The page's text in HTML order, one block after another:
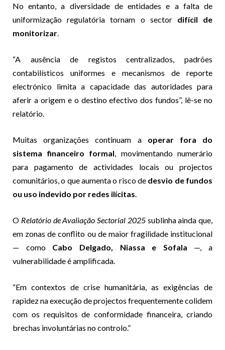
No entanto, a diversidade de entidades e a falta de
uniformização regulatória tornam o sector difícil de
monitorizar.
“A ausência de registos centralizados, padrões
contabilísticos uniformes e mecanismos de reporte
electrónico limita a capacidade das autoridades para
aferir a origem e o destino efectivo dos fundos”, lê-se no
relatório.
Muitas organizações continuam a operar fora do
sistema financeiro formal, movimentando numerário
para pagamento de actividades locais ou projectos
comunitários, o que aumenta o risco de desvio de fundos
ou uso indevido por redes ilícitas.
O Relatório de Avaliação Sectorial 2025sublinha ainda que,
em zonas de conflito ou de maior fragilidade institucional
— como Cabo Delgado, Niassa e Sofala —, a
vulnerabilidade é amplificada.
“Em contextos de crise humanitária, as exigências de
rapidez na execução de projectos frequentemente colidem
com os requisitos de conformidade financeira, criando
brechas involuntárias no controlo.”